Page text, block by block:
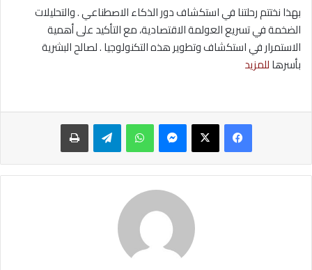
بهذا نختتم رحلتنا في استكشاف دور الذكاء الاصطناعي . والتحليلات
الضخمة في تسريع العولمة الاقتصادية، مع التأكيد على أهمية
الاستمرار في استكشاف وتطوير هذه التكنولوجيا . لصالح البشرية
بأسرهاللمزيد
ماسنجر واتساب تيلقرام طباعة